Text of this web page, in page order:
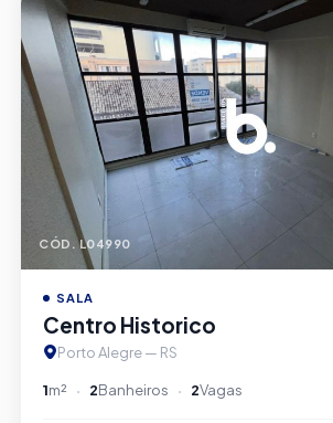
CÓD. L04990
SALA
Centro Historico
Porto Alegre — RS
1m² 2Banheiros 2Vagas